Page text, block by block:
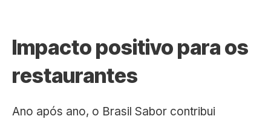
Impacto positivo para os
restaurantes
Ano após ano, o Brasil Sabor contribui